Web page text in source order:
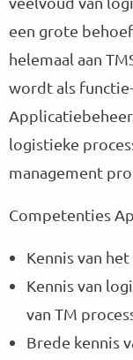
een grote
helemaal aan
wordt als
logistieke
management
Competenties
Kennis van
Kennis van
van TM
Brede kennis